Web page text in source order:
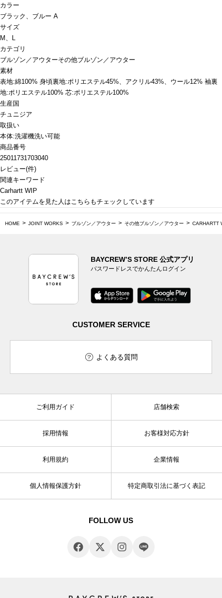
カラー
ブラック、ブルー A
サイズ
M、L
カテゴリ
ブルゾン／アウターその他ブルゾン／アウター
素材
表地:綿100% 身頃裏地:ポリエステル45%、アクリル43%、ウール12% 袖裏
地:ポリエステル100% 芯:ポリエステル100%
生産国
チュニジア
取扱い
本体:洗濯機洗い可能
商品番号
25011731703040
レビュー(件)
関連キーワード
Carhartt WIP
このアイテムを見た人はこちらもチェックしています
HOME JOINT WORKS ブルゾン／アウター その他ブルゾン／アウター CARHARTT
BAYCREW’S STORE 公式アプリ
パスワードレスでかんたんログイン
CUSTOMER SERVICE
よくある質問
ご利用ガイド 店舗検索
採用情報 お客様対応方針
利用規約 企業情報
個人情報保護方針 特定商取引法に基づく表記
FOLLOW US